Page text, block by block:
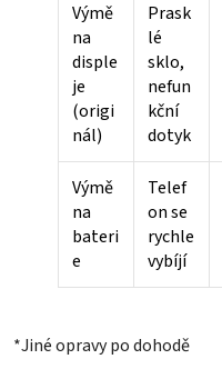
Výmě
na
disple
je
(origi
nál)
Prask
lé
sklo,
nefun
kční
dotyk
Výmě
na
bateri
e
Telef
on se
rychle
vybíjí
*Jiné opravy po dohodě